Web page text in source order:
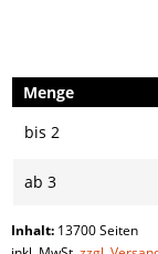
Menge
bis 2
ab 3
Inhalt: 13700 Seiten